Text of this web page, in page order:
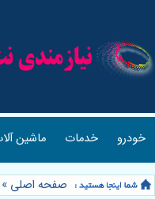
خودرو خدمات ماشین
صفحه اصلی »